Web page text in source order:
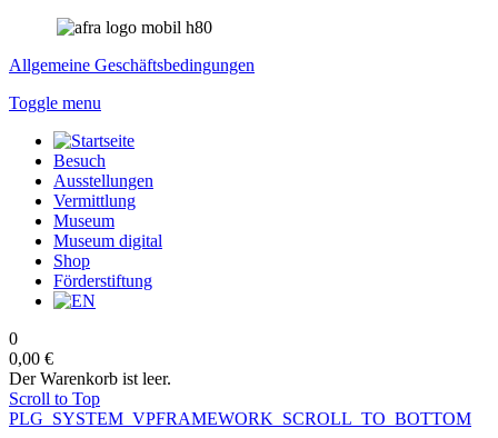
Allgemeine Geschäftsbedingungen
Toggle menu
Besuch
Ausstellungen
Vermittlung
Museum
Museum digital
Shop
Förderstiftung
0
0,00 €
Der Warenkorb ist leer.
Scroll to Top
PLG_SYSTEM_VPFRAMEWORK_SCROLL_TO_BOTTOM